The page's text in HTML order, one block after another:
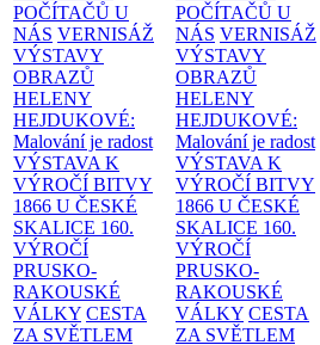
POČÍTAČŮ U
NÁS VERNISÁŽ
VÝSTAVY
OBRAZŮ
HELENY
HEJDUKOVÉ:
Malování je radost
VÝSTAVA K
VÝROČÍ BITVY
1866 U ČESKÉ
SKALICE 160.
VÝROČÍ
PRUSKO-
RAKOUSKÉ
VÁLKY CESTA
ZA SVĚTLEM
POČÍTAČŮ U
NÁS VERNISÁŽ
VÝSTAVY
OBRAZŮ
HELENY
HEJDUKOVÉ:
Malování je radost
VÝSTAVA K
VÝROČÍ BITVY
1866 U ČESKÉ
SKALICE 160.
VÝROČÍ
PRUSKO-
RAKOUSKÉ
VÁLKY CESTA
ZA SVĚTLEM